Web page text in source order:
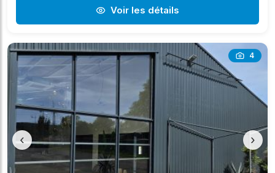
Voir les détails
4
‹ ›